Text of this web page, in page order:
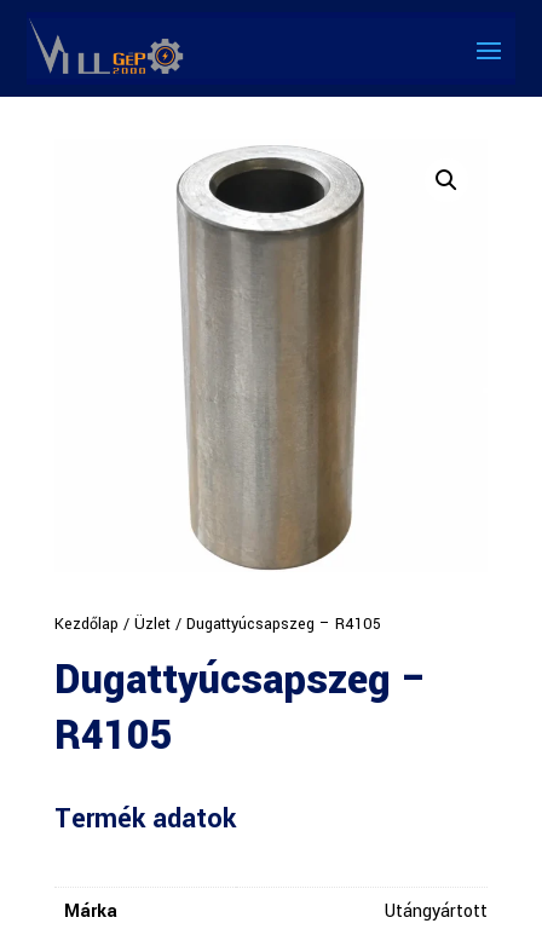
Kezdőlap / Üzlet/ Dugattyúcsapszeg – R4105
Dugattyúcsapszeg –
R4105
Termék adatok
Márka
Utángyártott